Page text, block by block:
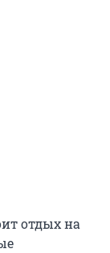
отдых на